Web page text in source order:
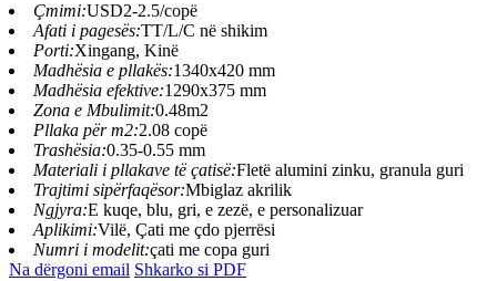
Çmimi:USD2-2.5/copë
Afati i pagesës:TT/L/C në shikim
Porti:Xingang, Kinë
Madhësia e pllakës:1340x420 mm
Madhësia efektive:1290x375 mm
Zona e Mbulimit:0.48m2
Pllaka për m2:2.08 copë
Trashësia:0.35-0.55 mm
Materiali i pllakave të çatisë:Fletë alumini zinku, granula guri
Trajtimi sipërfaqësor:Mbiglaz akrilik
Ngjyra:E kuqe, blu, gri, e zezë, e personalizuar
Aplikimi:Vilë, Çati me çdo pjerrësi
Numri i modelit:çati me copa guri
Na dërgoni email Shkarko si PDF